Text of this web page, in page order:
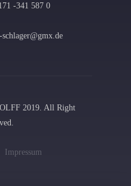
-341 587 0
2019. All Right
Impressum